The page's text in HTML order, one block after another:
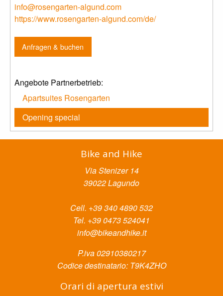
info@rosengarten-algund.com
https://www.rosengarten-algund.com/de/
Anfragen & buchen
Angebote Partnerbetrieb:
Apartsuites Rosengarten
Opening special
Bike and Hike
Via Stenizer 14
39022 Lagundo
Cell. +39 340 4890 532
Tel. +39 0473 524041
info@bikeandhike.it
P.iva 02910380217
Codice destinatario: T9K4ZHO
Orari di apertura estivi